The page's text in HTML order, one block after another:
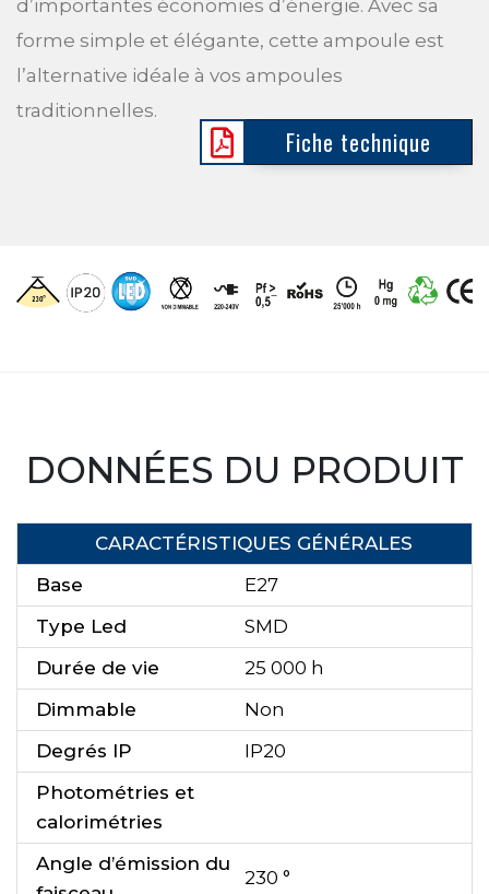
d’importantes économies d’énergie. Avec sa
forme simple et élégante, cette ampoule est
l’alternative idéale à vos ampoules
traditionnelles.
Fiche technique
DONNÉES DU PRODUIT
CARACTÉRISTIQUES GÉNÉRALES
Base
E27
Type Led
SMD
Durée de vie
25 000 h
Dimmable
Non
Degrés IP
IP20
Photométries et
calorimétries
Angle d’émission du
230 °